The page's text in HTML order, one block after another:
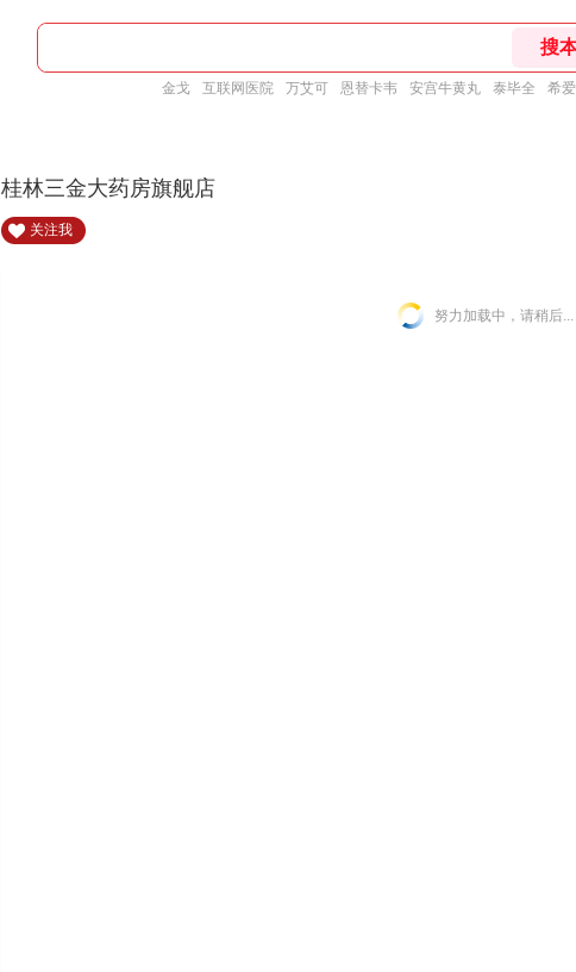
金戈 互联网医院 万艾可 恩替卡韦 安宫牛黄丸 泰毕全 希
桂林三金大药房旗舰店
关注我
努力加载中，请稍后...